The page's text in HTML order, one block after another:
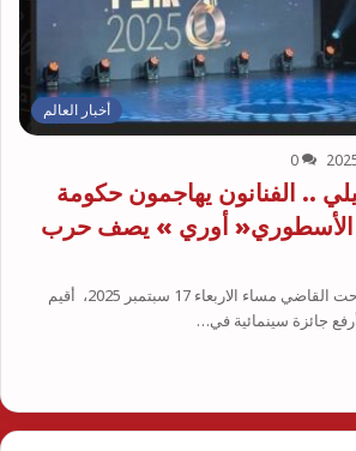
أخبار العالم
0
.. الفنانون يهاجمون حكومة
الأسطوري« أوري » يصف حرب
متابعة ورصد – السفير مدحت القاضي مساء الاربعاء 17 سبتمبر 2025، أقيم
جائزة سينمائية في…